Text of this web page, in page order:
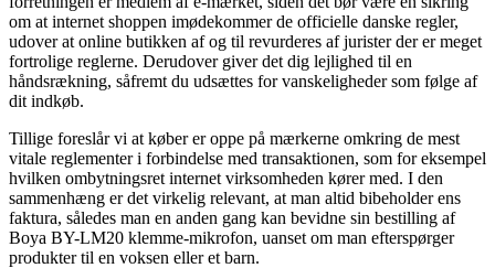
om at internet shoppen imødekommer de officielle danske regler,
udover at online butikken af og til revurderes af jurister der er meget
fortrolige reglerne. Derudover giver det dig lejlighed til en
håndsrækning, såfremt du udsættes for vanskeligheder som følge af
dit indkøb.
Tillige foreslår vi at køber er oppe på mærkerne omkring de mest
vitale reglementer i forbindelse med transaktionen, som for eksempel
hvilken ombytningsret internet virksomheden kører med. I den
sammenhæng er det virkelig relevant, at man altid bibeholder ens
faktura, således man en anden gang kan bevidne sin bestilling af
Boya BY-LM20 klemme-mikrofon, uanset om man efterspørger
produkter til en voksen eller et barn.